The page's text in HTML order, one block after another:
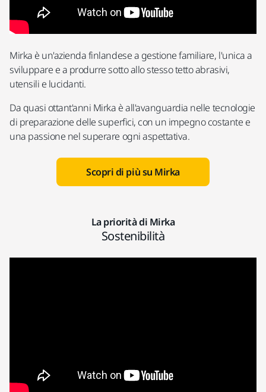
Mirka è un'azienda finlandese a gestione familiare, l'unica a
sviluppare e a produrre sotto allo stesso tetto abrasivi,
utensili e lucidanti.
Da quasi ottant'anni Mirka è all'avanguardia nelle tecnologie
di preparazione delle superfici, con un impegno costante e
una passione nel superare ogni aspettativa.
Scopri di più su Mirka
La priorità di Mirka
Sostenibilità